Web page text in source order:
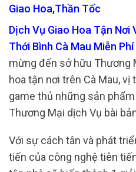
Giao Hoa,Thần Tốc
Dịch Vụ Giao Hoa Tận Nơi
Thới Bình Cà Mau Miễn
mừng đến sở hữu Thương
hoa tận nơi trên Cà Mau,
game thủ những sản
Thương Mại dịch Vụ bài
Với sự cách tân và phát
tiến của công nghệ tiên